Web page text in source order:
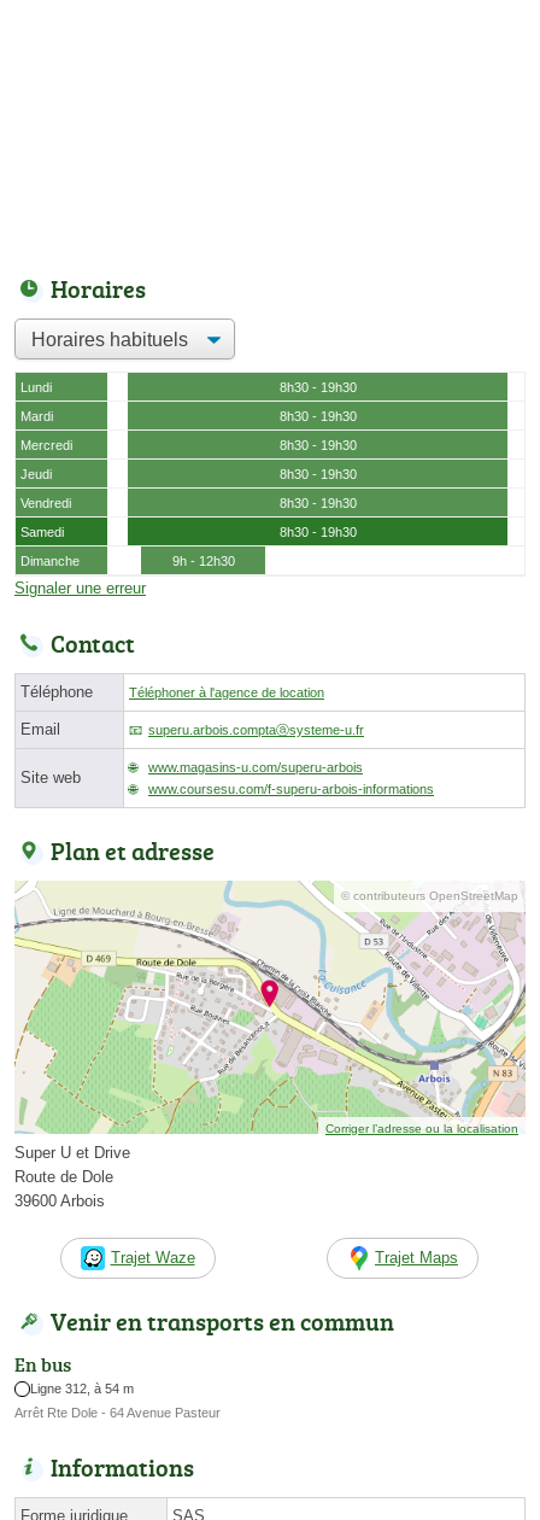
Horaires
Lundi
8h30 - 19h30
Mardi
8h30 - 19h30
Mercredi
8h30 - 19h30
Jeudi
8h30 - 19h30
Vendredi
8h30 - 19h30
Samedi
8h30 - 19h30
Dimanche
9h - 12h30
Signaler une erreur
Contact
Téléphone Téléphoner à l'agence de location
Email superu.arbois.comptaⓐsysteme-u.fr
Site web
www.magasins-u.com/superu-arbois
www.coursesu.com/f-superu-arbois-informations
Plan et adresse
© contributeurs OpenStreetMap
Corriger l’adresse ou la localisation
Super U et Drive
Route de Dole
39600 Arbois
Trajet Waze Trajet Maps
Venir en transports en commun
En bus
Ligne 312, à 54 m
Arrêt Rte Dole - 64 Avenue Pasteur
Informations
Forme juridique SAS